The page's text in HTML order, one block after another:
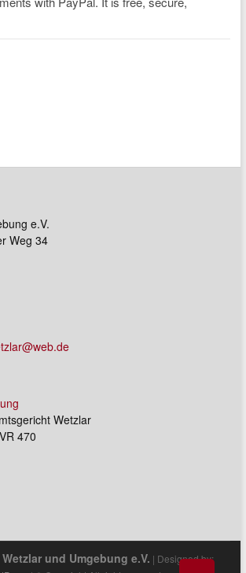
e.V.
Weg 34
Wetzlar
470
und Umgebung e.V. | Designed by: